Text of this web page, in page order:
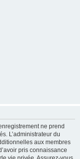
ne prend
L’administrateur du
aux membres
pris connaissance